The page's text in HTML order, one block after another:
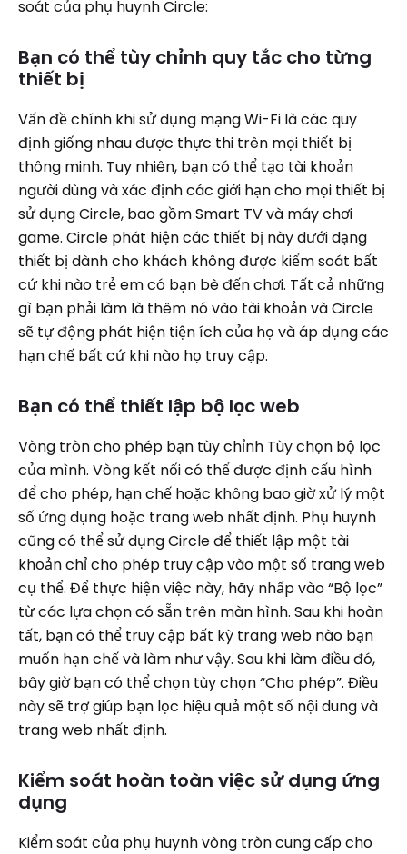
soát của phụ huynh Circle:
Bạn có thể tùy chỉnh quy tắc cho từng
thiết bị
Vấn đề chính khi sử dụng mạng Wi-Fi là các quy
định giống nhau được thực thi trên mọi thiết bị
thông minh. Tuy nhiên, bạn có thể tạo tài khoản
người dùng và xác định các giới hạn cho mọi thiết bị
sử dụng Circle, bao gồm Smart TV và máy chơi
game. Circle phát hiện các thiết bị này dưới dạng
thiết bị dành cho khách không được kiểm soát bất
cứ khi nào trẻ em có bạn bè đến chơi. Tất cả những
gì bạn phải làm là thêm nó vào tài khoản và Circle
sẽ tự động phát hiện tiện ích của họ và áp dụng các
hạn chế bất cứ khi nào họ truy cập.
Bạn có thể thiết lập bộ lọc web
Vòng tròn cho phép bạn tùy chỉnh Tùy chọn bộ lọc
của mình. Vòng kết nối có thể được định cấu hình
để cho phép, hạn chế hoặc không bao giờ xử lý một
số ứng dụng hoặc trang web nhất định. Phụ huynh
cũng có thể sử dụng Circle để thiết lập một tài
khoản chỉ cho phép truy cập vào một số trang web
cụ thể. Để thực hiện việc này, hãy nhấp vào “Bộ lọc”
từ các lựa chọn có sẵn trên màn hình. Sau khi hoàn
tất, bạn có thể truy cập bất kỳ trang web nào bạn
muốn hạn chế và làm như vậy. Sau khi làm điều đó,
bây giờ bạn có thể chọn tùy chọn “Cho phép”. Điều
này sẽ trợ giúp bạn lọc hiệu quả một số nội dung và
trang web nhất định.
Kiểm soát hoàn toàn việc sử dụng ứng
dụng
Kiểm soát của phụ huynh vòng tròn cung cấp cho